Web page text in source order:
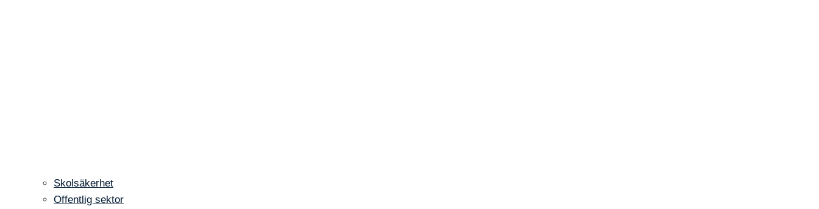
Skolsäkerhet
Offentlig sektor